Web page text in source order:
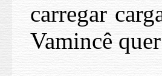
carregar
Vamincê